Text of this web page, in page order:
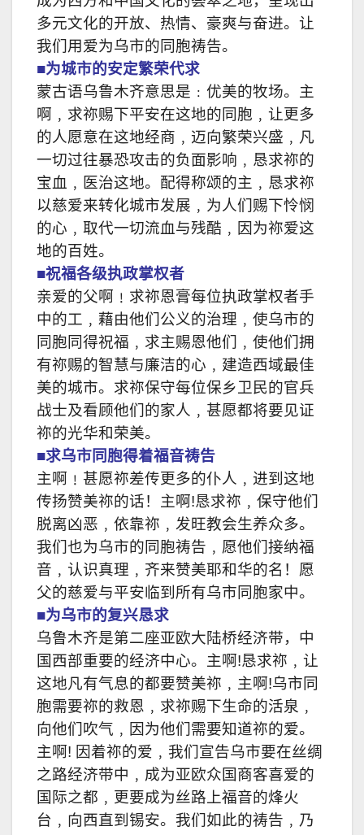
多元文化的开放、热情、豪爽与奋进。让
我们用爱为乌市的同胞祷告。
■为城市的安定繁荣代求
蒙古语乌鲁木齐意思是﹕优美的牧场。主
啊﹐求祢赐下平安在这地的同胞﹐让更多
的人愿意在这地经商﹐迈向繁荣兴盛﹐凡
一切过往暴恐攻击的负面影响﹐恳求祢的
宝血﹐医治这地。配得称颂的主﹐恳求祢
以慈爱来转化城市发展﹐为人们赐下怜悯
的心﹐取代一切流血与残酷﹐因为祢爱这
地的百姓。
■祝福各级执政掌权者
亲爱的父啊﹗求祢恩膏每位执政掌权者手
中的工﹐藉由他们公义的治理﹐使乌市的
同胞同得祝福﹐求主赐恩他们﹐使他们拥
有祢赐的智慧与廉洁的心﹐建造西域最佳
美的城市。求祢保守每位保乡卫民的官兵
战士及看顾他们的家人﹐甚愿都将要见证
祢的光华和荣美。
■求乌市同胞得着福音祷告
主啊﹗甚愿祢差传更多的仆人﹐进到这地
传扬赞美祢的话！主啊!恳求祢﹐保守他们
脱离凶恶﹐依靠祢﹐发旺教会生养众多。
我们也为乌市的同胞祷告﹐愿他们接纳福
音﹐认识真理﹐齐来赞美耶和华的名！愿
父的慈爱与平安临到所有乌市同胞家中。
■为乌市的复兴恳求
乌鲁木齐是第二座亚欧大陆桥经济带，中
国西部重要的经济中心。主啊!恳求祢﹐让
这地凡有气息的都要赞美祢﹐主啊!乌市同
胞需要祢的救恩﹐求祢赐下生命的活泉﹐
向他们吹气﹐因为他们需要知道祢的爱。
主啊! 因着祢的爱﹐我们宣告乌市要在丝绸
之路经济带中﹐成为亚欧众国商客喜爱的
国际之都﹐更要成为丝路上福音的烽火
台﹐向西直到锡安。我们如此的祷告﹐乃